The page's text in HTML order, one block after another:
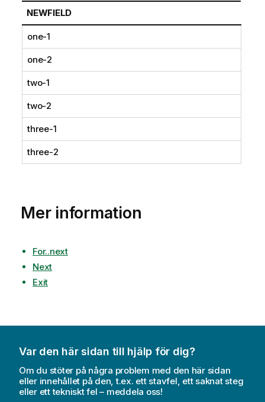
NEWFIELD
one-1
one-2
two-1
two-2
three-1
three-2
Mer information
For..next
Next
Exit
Var den här sidan till hjälp för dig?
Om du stöter på några problem med den här sidan
eller innehållet på den, t.ex. ett stavfel, ett saknat steg
eller ett tekniskt fel – meddela oss!